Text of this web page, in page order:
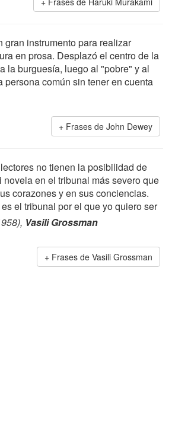
gran instrumento para realizar
en prosa. Desplazó el centro de la
la burguesía, luego al "pobre" y al
persona común sin tener en cuenta
Frases de John Dewey
no tienen la posibilidad de
novela en el tribunal más severo que
corazones y en sus conciencias.
el tribunal por el que yo quiero ser
Vasili Grossman
Frases de Vasili Grossman